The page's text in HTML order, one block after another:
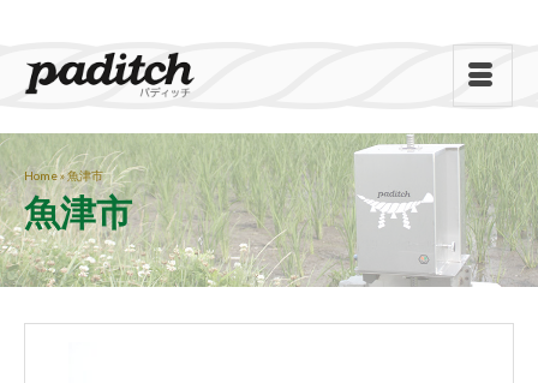
魚津市
Home»魚津市